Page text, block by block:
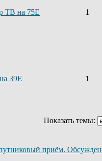
ТВ на 75Е 1
39Е 1
Показать темы:
приём.